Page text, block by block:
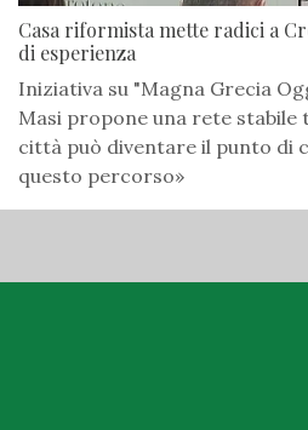
Casa riformista mette radici a
di esperienza
Iniziativa su "Magna Grecia
Masi propone una rete
città può diventare il punto di
questo percorso»